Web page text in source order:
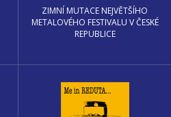
ZIMNÍ MUTACE NEJVĚTŠÍHO
METALOVÉHO FESTIVALU V ČESKÉ
REPUBLICE